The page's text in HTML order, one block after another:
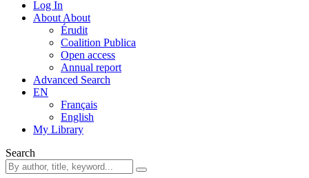
Log In
About About
Érudit
Coalition Publica
Open access
Annual report
Advanced Search
EN
Français
English
My Library
Search